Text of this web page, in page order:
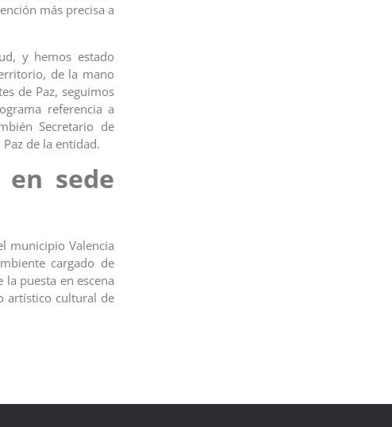
más precisa a
y hemos estado
de la mano
de Paz, seguimos
referencia a
Secretario de
de la entidad.
en sede
municipio Valencia
cargado de
puesta en escena
artístico cultural de